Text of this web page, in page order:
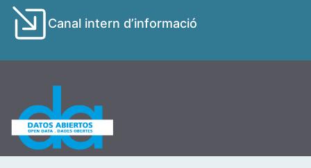
Canal intern d’informació